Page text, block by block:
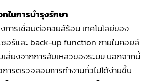
ในการบำรุงรักษา
การเชื่อมต่อคอยล์ร้อน เทคโนโลยีของ
ซอร์และ back-up function ภายในคอยล์
สี่ยงจากการล้มเหลวของระบบ นอกจากนี้
ารตรวจสอบการทำงานทั่วไปได้ง่ายขึ้น